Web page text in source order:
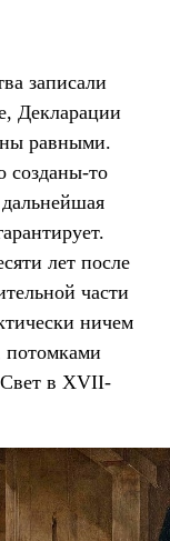
записали
Декларации
равными.
созданы-то
лет после
части
ничем
потомками
в XVII-